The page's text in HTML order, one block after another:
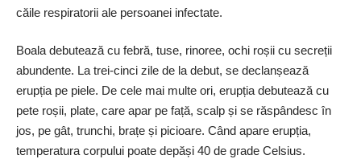
căile respiratorii ale persoanei infectate.
Boala debutează cu febră, tuse, rinoree, ochi roșii cu secreții
abundente. La trei-cinci zile de la debut, se declanșează
erupția pe piele. De cele mai multe ori, erupția debutează cu
pete roșii, plate, care apar pe față, scalp și se răspândesc în
jos, pe gât, trunchi, brațe și picioare. Când apare erupția,
temperatura corpului poate depăși 40 de grade Celsius.